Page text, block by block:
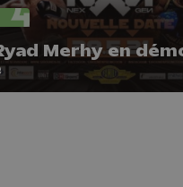
Merhy en